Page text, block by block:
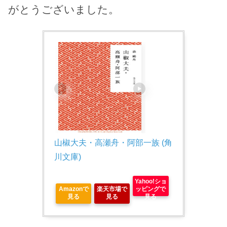
がとうございました。
山椒大夫・高瀬舟・阿部一族 (角
川文庫)
Amazonで
見る
楽天市場で
見る
Yahoo!ショ
ッピングで
見る